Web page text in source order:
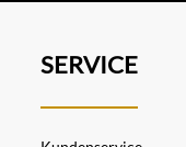
SERVICE